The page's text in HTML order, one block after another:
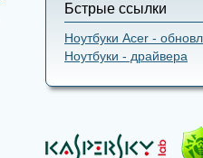
Бстрые ссылки
Ноутбуки Acer -
Ноутбуки - драйвера